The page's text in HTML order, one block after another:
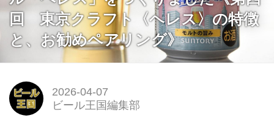
回 東京クラフト〈ヘレス〉の特徴
と、お勧めペアリング》
2026-04-07
ビール王国編集部